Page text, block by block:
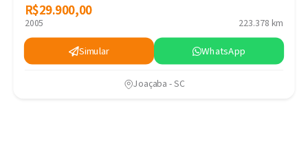
R$29.900,00
R$29.900,00
2005 223.378 km
Simular WhatsApp
Joaçaba - SC